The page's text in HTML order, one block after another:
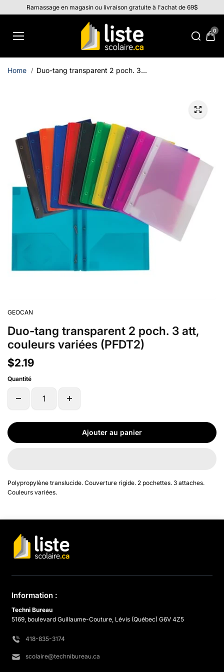
Aller au
contenu
Ramassage en magasin ou livraison gratuite à l'achat de 69$
0
Home Duo-tang transparent 2 poch. 3...
GEOCAN
Duo-tang transparent 2 poch. 3 att,
couleurs variées (PFDT2)
$2.19
Quantité
Ajouter au panier
Polypropylène translucide. Couverture rigide. 2 pochettes. 3 attaches.
Couleurs variées.
Information :
Techni Bureau
5169, boulevard Guillaume-Couture, Lévis (Québec) G6V 4Z5
418-835-3174
scolaire@technibureau.ca